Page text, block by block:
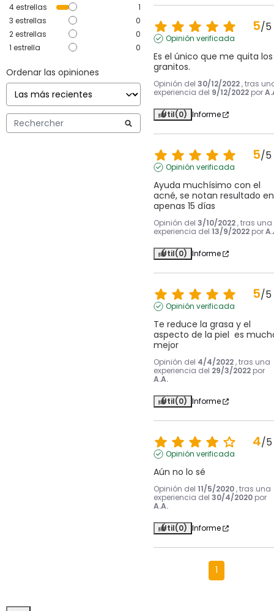
4estrellas
1
3 estrellas
0
2estrellas
0
1 estrella 0
Ordenar las opiniones
5/5
Opinión verificada
Es el único que me quita los
granitos.
Opinión del 30/12/2022 , tras
experiencia del 9/12/2022 por
Útil(0) Informe
5/5
Opinión verificada
Ayuda muchísimo con el
acné, se notan resultado en
apenas 15 días
Opinión del 3/10/2022 , tras una
experiencia del 13/9/2022 por
Útil(0) Informe
5/5
Opinión verificada
Te reduce la grasa y el
aspecto de la piel  es
mejor
Opinión del 4/4/2022 , tras una
experiencia del 29/3/2022 por
A.A.
Útil(0) Informe
4/5
Opinión verificada
Aún no lo sé
Opinión del 11/5/2020 , tras una
experiencia del 30/4/2020 por
A.A.
Útil(0) Informe
1